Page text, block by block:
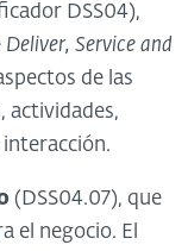
DSS04),
Deliver, Service and
de las
actividades,
(DSS04.07), que
el negocio. El